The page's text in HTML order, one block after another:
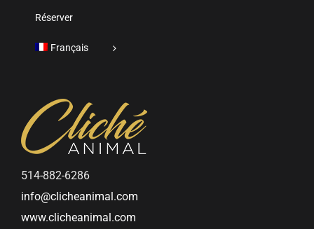
Réserver
Français
514-882-6286
info@clicheanimal.com
www.clicheanimal.com